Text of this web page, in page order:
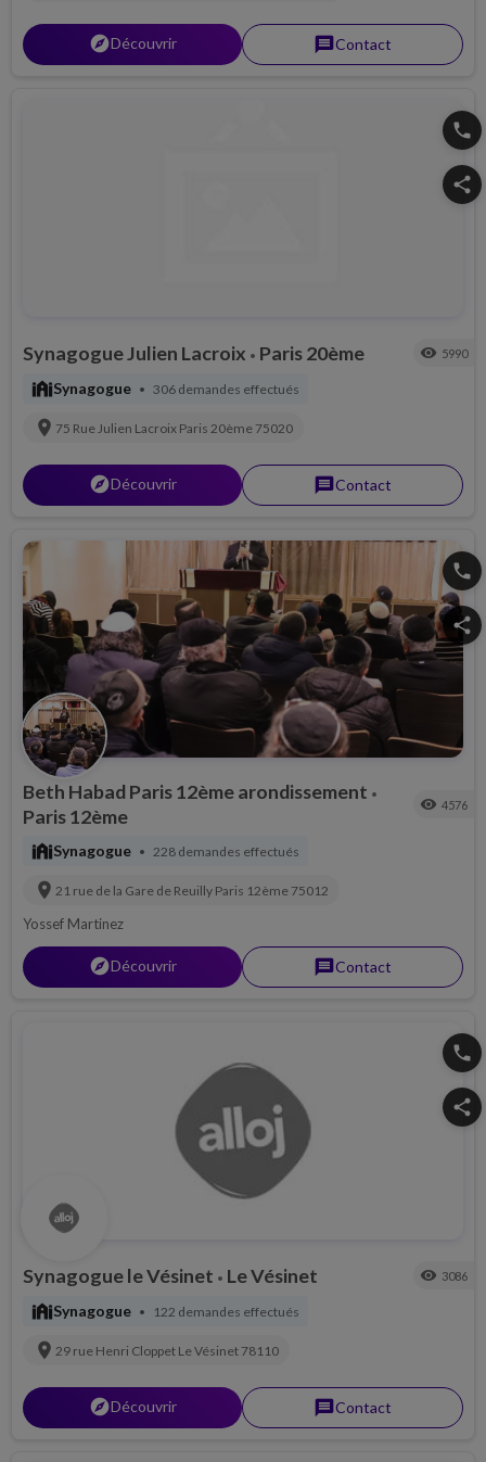
explorerDécouvrir messageContact
phone
share
Synagogue Julien Lacroix • Paris 20ème visibility 5990
synagogueSynagogue • 306 demandes effectués
location_on 75 Rue Julien Lacroix Paris 20ème 75020
explorerDécouvrir messageContact
phone
share
Beth Habad Paris 12ème arondissement •
Paris 12ème visibility 4576
synagogueSynagogue • 228 demandes effectués
location_on 21 rue de la Gare de Reuilly Paris 12ème 75012
Yossef Martinez
explorerDécouvrir messageContact
phone
share
Synagogue le Vésinet • Le Vésinet visibility 3086
synagogueSynagogue • 122 demandes effectués
location_on 29 rue Henri Cloppet Le Vésinet 78110
explorerDécouvrir messageContact